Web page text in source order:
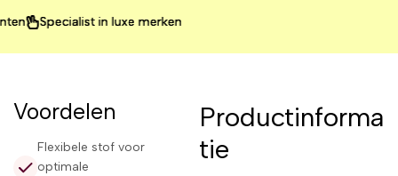
Specialist in luxe merken
Specialist in luxe merken
Specialist in luxe merken
Voordelen
Flexibele stof voor
optimale
Productinforma
tie